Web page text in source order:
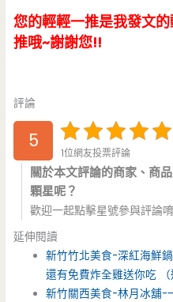
您的輕輕一推是我發文
推哦~謝謝您!!
評論
5
1位網友投票評論
關於本文評論的商家、商
顆星呢？
歡迎一起點擊星號參與評論唷
延伸閱讀
新竹竹北美食-深紅海鮮
還有免費炸全雞送你吃 （
新竹關西美食-林月冰舖-